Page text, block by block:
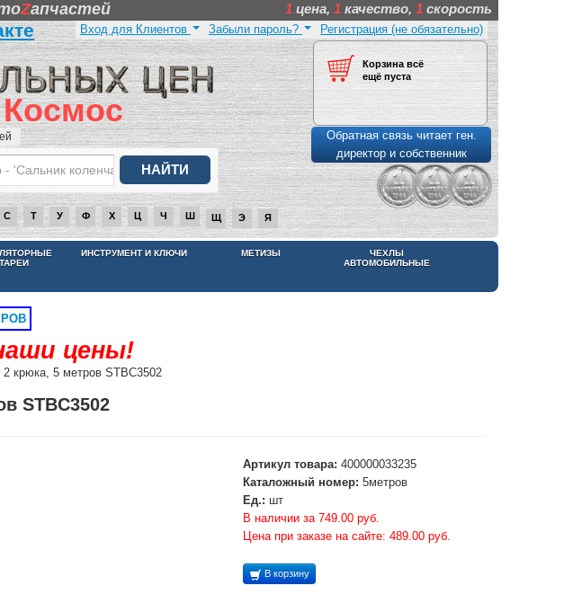
Zапчастей 1 цена, 1 качество, 1 скорость
Регистрация (не обязательно)
Забыли пароль?
Вход для Клиентов
Корзина всё
ещё пуста
Обратная связь читает ген.
директор и собственник
С Т У Ф Х Ц Ч Ш Щ Э Я
ЦЕНЫИНСТРУМЕНТ И КЛЮЧИ МЕТИЗЫ
ЧЕХЛЫ
АВТОМОБИЛЬНЫЕ
цены!
крюка, 5 метров STBC3502
STBC3502
Артикул товара: 400000033235
Каталожный номер: 5метров
Ед.: шт
В наличии за 749.00 руб.
Цена при заказе на сайте: 489.00 руб.
В корзину